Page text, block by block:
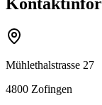
Mühlethalstrasse 27
4800 Zofingen